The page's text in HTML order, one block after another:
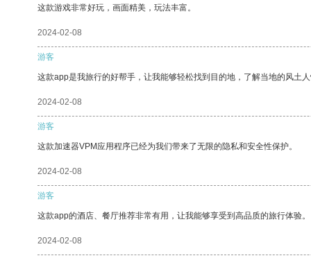
这款游戏非常好玩，画面精美，玩法丰富。
2024-02-08
游客
这款app是我旅行的好帮手，让我能够轻松找到目的地，了解当地的风土
2024-02-08
游客
这款加速器VPM应用程序已经为我们带来了无限的隐私和安全性保护。
2024-02-08
游客
这款app的酒店、餐厅推荐非常有用，让我能够享受到高品质的旅行体验。
2024-02-08